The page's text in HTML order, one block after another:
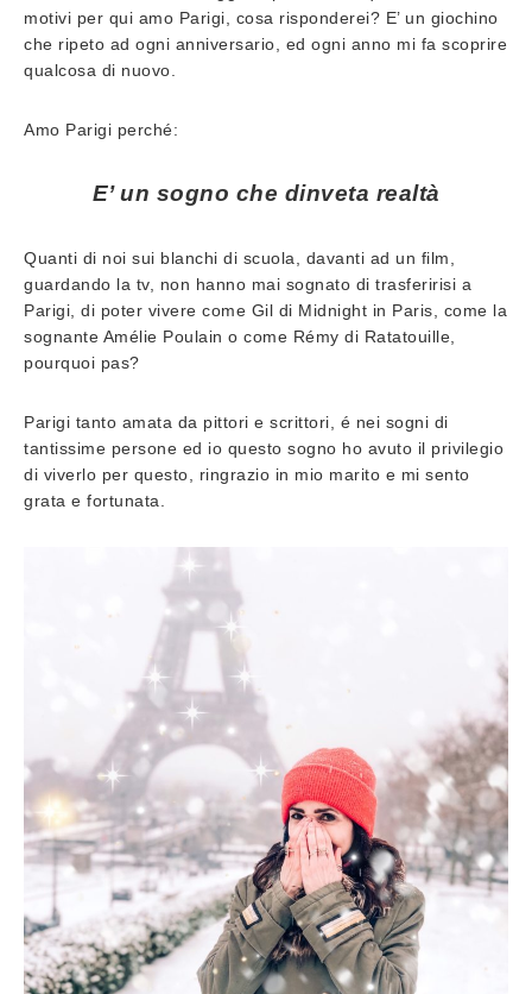
motivi per qui amo Parigi, cosa risponderei? E’ un giochino
che ripeto ad ogni anniversario, ed ogni anno mi fa scoprire
qualcosa di nuovo.
Amo Parigi perché:
E’ un sogno che dinveta realtà
Quanti di noi sui blanchi di scuola, davanti ad un film,
guardando la tv, non hanno mai sognato di trasferirisi a
Parigi, di poter vivere come Gil di Midnight in Paris, come la
sognante Amélie Poulain o come Rémy di Ratatouille,
pourquoi pas?
Parigi tanto amata da pittori e scrittori, é nei sogni di
tantissime persone ed io questo sogno ho avuto il privilegio
di viverlo per questo, ringrazio in mio marito e mi sento
grata e fortunata.